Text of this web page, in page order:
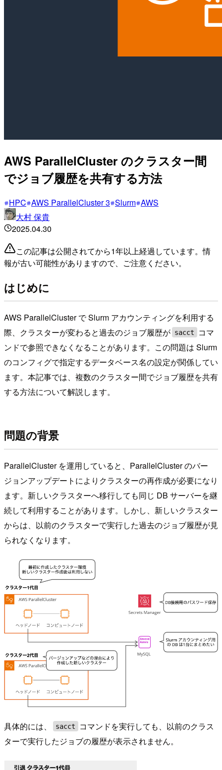
AWS ParallelCluster のクラスター間
でジョブ履歴を共有する方法
HPC AWS ParallelCluster 3 Slurm AWS
大村 保貴
2025.04.30
この記事は公開されてから1年以上経過しています。情
報が古い可能性がありますので、ご注意ください。
はじめに
AWS ParallelCluster で Slurm アカウンティングを利用する
際、クラスターが変わると過去のジョブ履歴が sacct
コマ
ンドで参照できなくなることがあります。この問題は Slurm
のコンフィグで指定するデータベース名の設定が関係してい
ます。本記事では、複数のクラスター間でジョブ履歴を共有
する方法について解説します。
問題の背景
ParallelCluster を運用していると、ParallelCluster のバー
ジョンアップデートによりクラスターの再作成が必要になり
ます。新しいクラスターへ移行しても同じ DB サーバーを継
続して利用することがあります。しかし、新しいクラスター
からは、以前のクラスターで実行した過去のジョブ履歴が見
られなくなります。
具体的には、 sacct
コマンドを実行しても、以前のクラス
ターで実行したジョブの履歴が表示されません。